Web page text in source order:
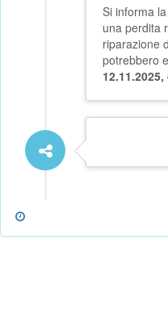
Si informa
una perdita
riparazione
potrebbero